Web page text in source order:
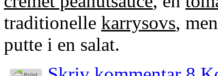
traditionelle karrysovs,
putte i en salat.